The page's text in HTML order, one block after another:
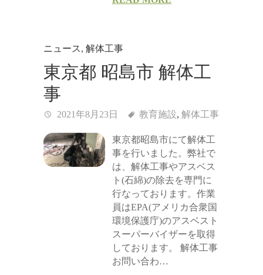
ニュース, 解体工事
東京都 昭島市 解体工
事
2021年8月23日 教育施設, 解体工事
東京都昭島市にて解体工
事を行いました。弊社で
は、解体工事やアスベス
ト(石綿)の除去を専門に
行なっております。作業
員はEPA(アメリカ合衆国
環境保護庁)のアスベスト
スーパーバイザーを取得
しております。 解体工事
お問い合わ…